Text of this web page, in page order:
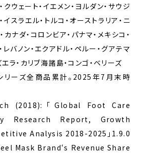
クウェート・イエメン・ヨルダン・サウジ
スラエル・トルコ・オーストラリア・ニ
カナダ・コロンビア・パナマ・メキシコ・
レバノン・エクアドル・ペルー・グアテマ
ラ・カリブ海諸島・コンゴ・ベリーズ
ーズ全商品累計。2025年7月末時
(2018):「Global Foot Care
Research Report, Growth
Analysis 2018-2025」1.9.0
Mask Brand‘s Revenue Share